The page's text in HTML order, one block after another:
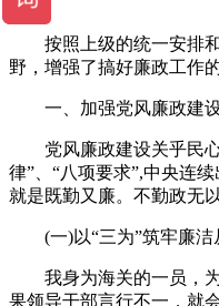
按照上级的统一安排和
野，增强了搞好廉政工作
一、加强党风廉政建设
党风廉政建设关乎民心
律”、“八项要求”,中央连
就是既勤又廉。不勤政无
(一)以“三为”筑牢廉洁
我身为海关的一员，为
果领导干部言行不一，就